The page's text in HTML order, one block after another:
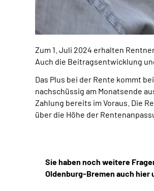
Zum 1. Juli 2024 erhalten
Auch die Beitragsentwicklung
Das Plus bei der Rente kommt
nachschüssig am Monatsende
Zahlung bereits im Voraus. Die
über die Höhe der
Sie haben noch weitere
Oldenburg-Bremen auch